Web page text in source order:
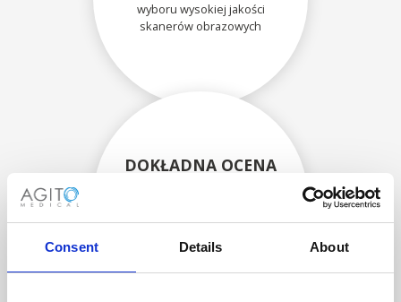
Consent Details About
wyboru wysokiej jakości
skanerów obrazowych
DOKŁADNA OCENA